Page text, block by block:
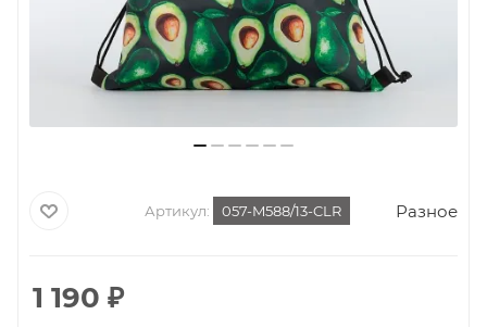
Артикул: 057-M588/13-CLR Разное
1 190 ₽